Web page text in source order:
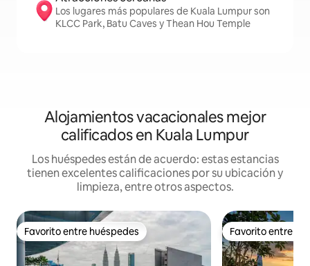
Los lugares más populares de Kuala Lumpur son
KLCC Park, Batu Caves y Thean Hou Temple
Alojamientos vacacionales mejor
calificados en Kuala Lumpur
Los huéspedes están de acuerdo: estas estancias
tienen excelentes calificaciones por su ubicación y
limpieza, entre otros aspectos.
Favorito entre huéspedes
Favorito entre huéspedes Favorito entre
Favorito entre